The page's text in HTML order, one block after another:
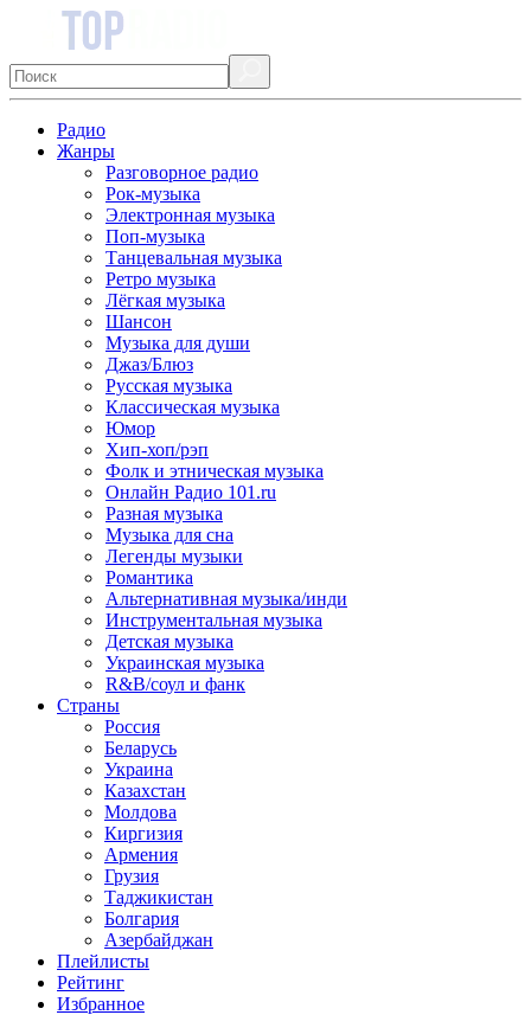
Радио
Жанры
Разговорное радио
Рок-музыка
Электронная музыка
Поп-музыка
Танцевальная музыка
Ретро музыка
Лёгкая музыка
Шансон
Музыка для души
Джаз/Блюз
Русская музыка
Классическая музыка
Юмор
Хип-хоп/рэп
Фолк и этническая музыка
Онлайн Радио 101.ru
Разная музыка
Музыка для сна
Легенды музыки
Романтика
Альтернативная музыка/инди
Инструментальная музыка
Детская музыка
Украинская музыка
R&B/cоул и фанк
Страны
Россия
Беларусь
Украина
Казахстан
Молдова
Киргизия
Армения
Грузия
Таджикистан
Болгария
Азербайджан
Плейлисты
Рейтинг
Избранное